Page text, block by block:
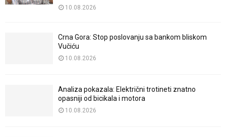
10.08.2026
Crna Gora: Stop poslovanju sa bankom bliskom
Vučiću
10.08.2026
Analiza pokazala: Električni trotineti znatno
opasniji od bicikala i motora
10.08.2026